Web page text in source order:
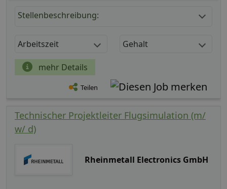
Stellenbeschreibung:
Arbeitszeit Gehalt
mehr Details
Teilen
Technischer Projektleiter Flugsimulation (m/
w/ d)
Rheinmetall Electronics GmbH